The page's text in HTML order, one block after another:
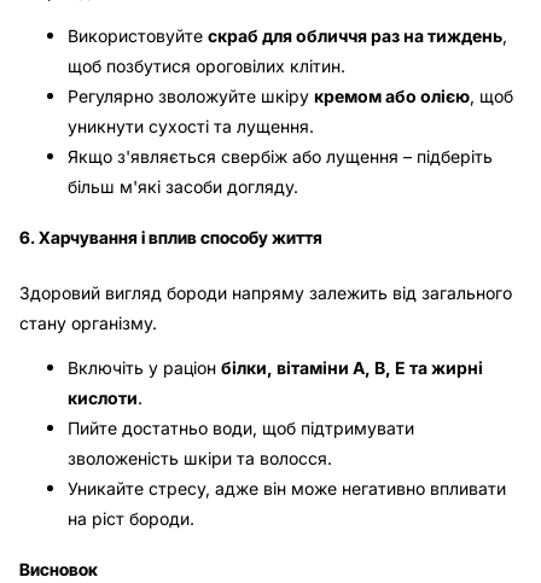
Використовуйте скраб для обличчя раз на тиждень,
щоб позбутися ороговілих клітин.
Регулярно зволожуйте шкіру кремом або олією, щоб
уникнути сухості та лущення.
Якщо з'являється свербіж або лущення – підберіть
більш м'які засоби догляду.
6. Харчування і вплив способу життя
Здоровий вигляд бороди напряму залежить від загального
стану організму.
Включіть у раціон білки, вітаміни A, B, E та жирні
кислоти.
Пийте достатньо води, щоб підтримувати
зволоженість шкіри та волосся.
Уникайте стресу, адже він може негативно впливати
на ріст бороди.
Висновок